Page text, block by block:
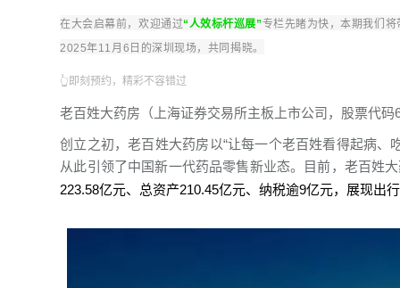
在大会启幕前，欢迎通过“人效标杆巡展”专栏先睹为快，本期我们将
2025年11月6日的深圳现场，共同揭晓。
👆即刻预约，精彩不容错过
老百姓大药房（上海证券交易所主板上市公司，股票代
创立之初，老百姓大药房以“让每一个老百姓看得起病
从此引领了中国新一代药品零售新业态。目前，老百姓
223.58亿元、总资产210.45亿元、纳税逾9亿元，展现出